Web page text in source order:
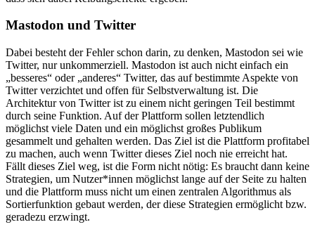
Mastodon und Twitter
Dabei besteht der Fehler schon darin, zu denken, Mastodon sei wie
Twitter, nur unkommerziell. Mastodon ist auch nicht einfach ein
„besseres“ oder „anderes“ Twitter, das auf bestimmte Aspekte von
Twitter verzichtet und offen für Selbstverwaltung ist. Die
Architektur von Twitter ist zu einem nicht geringen Teil bestimmt
durch seine Funktion. Auf der Plattform sollen letztendlich
möglichst viele Daten und ein möglichst großes Publikum
gesammelt und gehalten werden. Das Ziel ist die Plattform profitabel
zu machen, auch wenn Twitter dieses Ziel noch nie erreicht hat.
Fällt dieses Ziel weg, ist die Form nicht nötig: Es braucht dann keine
Strategien, um Nutzer*innen möglichst lange auf der Seite zu halten
und die Plattform muss nicht um einen zentralen Algorithmus als
Sortierfunktion gebaut werden, der diese Strategien ermöglicht bzw.
geradezu erzwingt.